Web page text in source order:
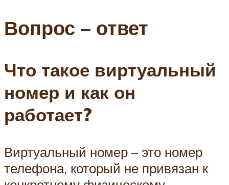
Вопрос – ответ
Что такое виртуальный
номер и как он
работает?
Виртуальный номер – это номер
телефона, который не привязан к